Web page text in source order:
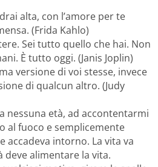
alta, con l’amore per te
(Frida Kahlo)
Sei tutto quello che hai. Non
È tutto oggi. (Janis Joplin)
versione di voi stesse, invece
di qualcun altro. (Judy
nessuna età, ad accontentarmi
al fuoco e semplicemente
accadeva intorno. La vita va
deve alimentare la vita.